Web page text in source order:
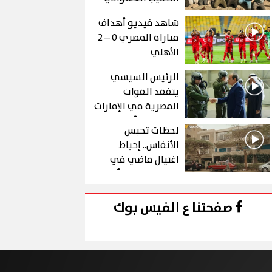
عن الذهب في "درع
الجنوب"
شاهد فيديو أهداف
مباراة المصري 0 – 2
الأهلي
الرئيس السيسي
يتفقد القوات
المصرية في الإمارات
خلال زيارة أخوية
لحظات تحبس
الأنفاس.. إحباط
اغتيال قاضي في
الحلقة 10 من رأس
الأفعى
صفحتنا ع الفيس بوك